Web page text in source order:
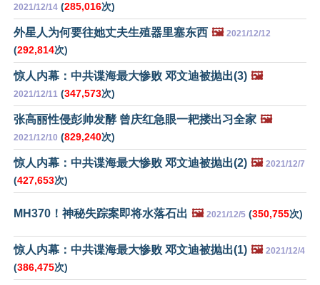
2021/12/14 (285,016次)
外星人为何要往她丈夫生殖器里塞东西 🖼️ 2021/12/12
(292,814次)
惊人内幕：中共谍海最大惨败 邓文迪被抛出(3) 🖼️
2021/12/11 (347,573次)
张高丽性侵彭帅发酵 曾庆红急眼一耙搂出习全家 🖼️
2021/12/10 (829,240次)
惊人内幕：中共谍海最大惨败 邓文迪被抛出(2) 🖼️ 2021/12/7
(427,653次)
MH370！神秘失踪案即将水落石出 🖼️ 2021/12/5 (350,755次)
惊人内幕：中共谍海最大惨败 邓文迪被抛出(1) 🖼️ 2021/12/4
(386,475次)